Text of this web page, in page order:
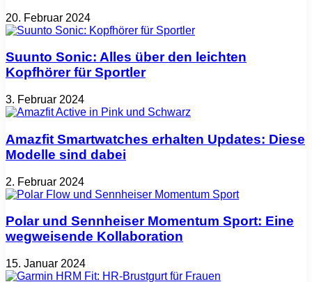
20. Februar 2024
Suunto Sonic: Alles über den leichten
Kopfhörer für Sportler
3. Februar 2024
Amazfit Smartwatches erhalten Updates: Diese
Modelle sind dabei
2. Februar 2024
Polar und Sennheiser Momentum Sport: Eine
wegweisende Kollaboration
15. Januar 2024